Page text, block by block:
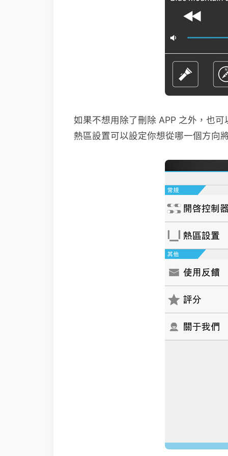
如果不想用除了刪除 APP 之外，也
熱區設置可以設定你想從哪一個方向